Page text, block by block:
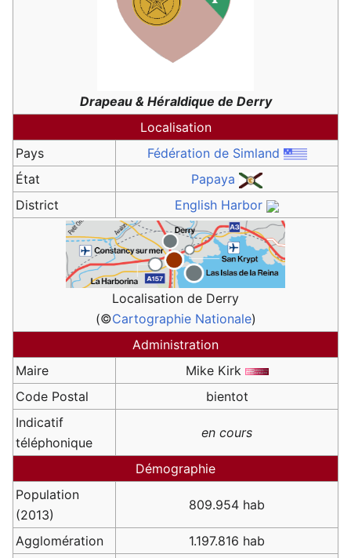
Drapeau & Héraldique de Derry
Localisation
Pays
Fédération de Simland
État
Papaya
District
English Harbor
Localisation de Derry
(©Cartographie Nationale)
Administration
Maire
Mike Kirk
Code Postal
bientot
Indicatif
téléphonique
en cours
Démographie
Population
(2013)
809.954 hab
Agglomération
1.197.816 hab